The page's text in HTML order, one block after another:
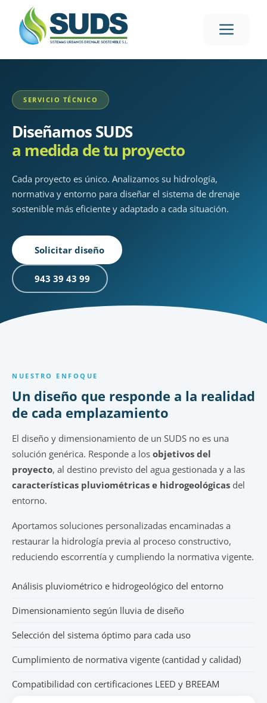
SERVICIO TÉCNICO
Diseñamos SUDS
a medida de tu proyecto
Cada proyecto es único. Analizamos su hidrología,
normativa y entorno para diseñar el sistema de drenaje
sostenible más eficiente y adaptado a cada situación.
Solicitar diseño
943 39 43 99
NUESTRO ENFOQUE
Un diseño que responde a la realidad
de cada emplazamiento
El diseño y dimensionamiento de un SUDS no es una
solución genérica. Responde a los objetivos del
proyecto, al destino previsto del agua gestionada y a las
características pluviométricas e hidrogeológicas del
entorno.
Aportamos soluciones personalizadas encaminadas a
restaurar la hidrología previa al proceso constructivo,
reduciendo escorrentía y cumpliendo la normativa vigente.
Análisis pluviométrico e hidrogeológico del entorno
Dimensionamiento según lluvia de diseño
Selección del sistema óptimo para cada uso
Cumplimiento de normativa vigente (cantidad y calidad)
Compatibilidad con certificaciones LEED y BREEAM